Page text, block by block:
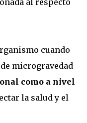
cuando
microgravedad
como a nivel
la salud y el